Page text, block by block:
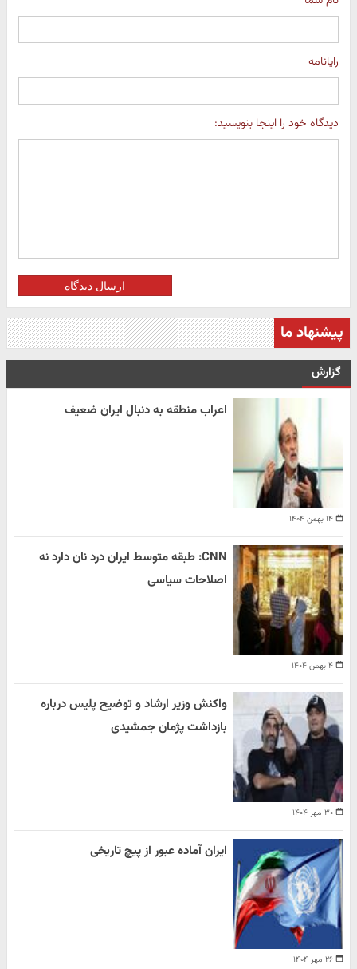
رایانامه
دیدگاه خود را اینجا بنویسید:
ارسال دیدگاه
پیشنهاد ما
گزارش
۱۴ بهمن ۱۴۰۴
اعراب منطقه به دنبال ایران ضعیف
۴ بهمن ۱۴۰۴
CNN: طبقه متوسط ایران درد نان دارد نه
اصلاحات سیاسی
۳۰ مهر ۱۴۰۴
واکنش وزیر ارشاد و توضیح پلیس درباره
بازداشت پژمان جمشیدی
۲۶ مهر ۱۴۰۴
ایران آماده عبور از پیچ تاریخی